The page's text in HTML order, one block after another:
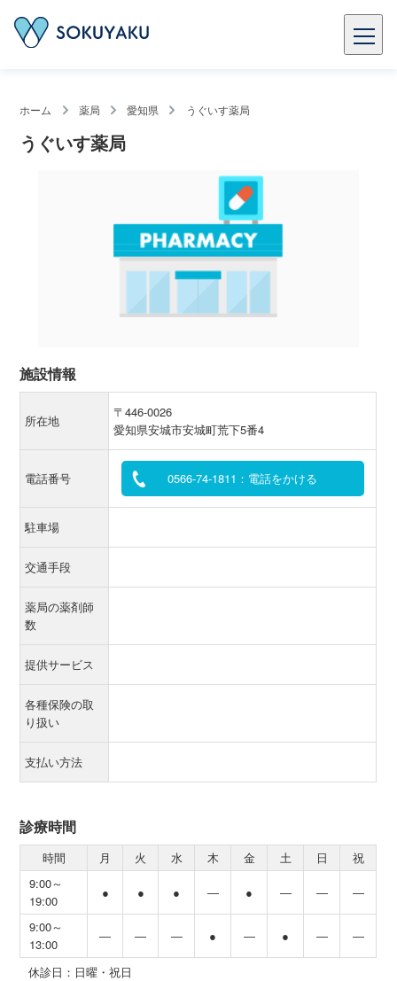
ホーム 薬局 愛知県 うぐいす薬局
うぐいす薬局
施設情報
所在地
〒446-0026
愛知県安城市安城町荒下5番4
電話番号 0566-74-1811：電話をかける
駐車場
交通手段
薬局の薬剤師
数
提供サービス
各種保険の取
り扱い
支払い方法
診療時間
時間 月 火 水 木 金 土 日
祝
9:00～
19:00
● ● ● ― ● ― ― ―
9:00～
13:00
― ― ― ● ― ● ― ―
休診日：日曜・祝日